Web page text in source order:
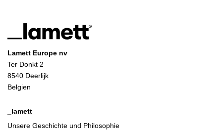
Lamett Europe nv
Ter Donkt 2
8540 Deerlijk
Belgien
_lamett
Unsere Geschichte und Philosophie